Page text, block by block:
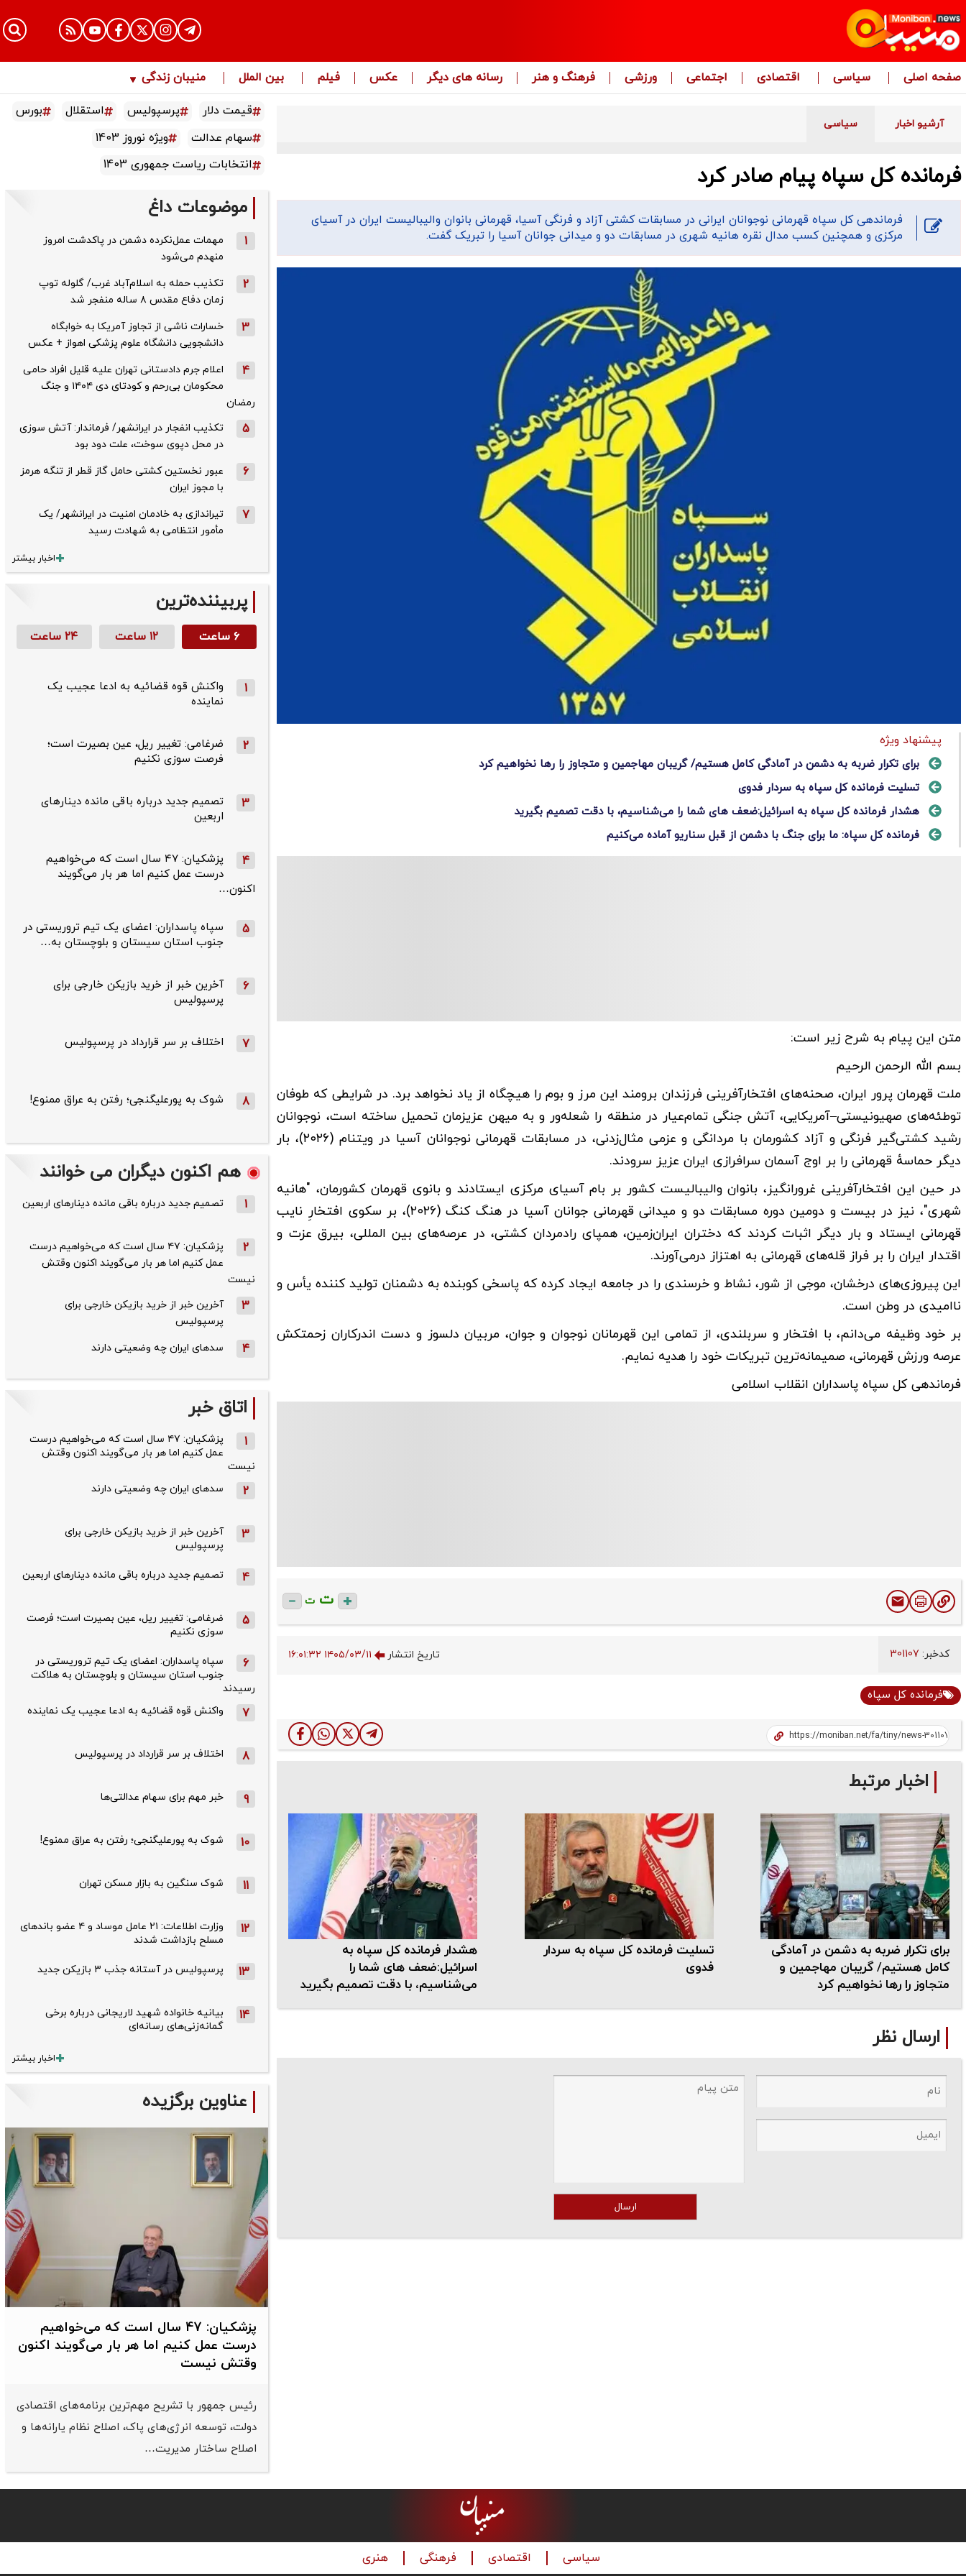
صفحه اصلی سیاسی اقتصادی اجتماعی ورزشی فرهنگ و هنر رسانه های دیگر عکس فیلم بین الملل منیبان زندگی
آرشیو اخبار سیاسی
فرمانده کل سپاه پیام صادر کرد
فرماندهی کل سپاه قهرمانی نوجوانان ایرانی در مسابقات کشتی آزاد و فرنگی آسیا، قهرمانی بانوان والیبالیست ایران در آسیای
مرکزی و همچنین کسب مدال نقره هانیه شهری در مسابقات دو و میدانی جوانان آسیا را تبریک گفت.
پیشنهاد ویژه
برای تکرار ضربه به دشمن در آمادگی کامل هستیم/ گریبان مهاجمین و متجاوز را رها نخواهیم کرد
تسلیت فرمانده کل سپاه به سردار فدوی
هشدار فرمانده کل سپاه به اسرائیل:ضعف های شما را می‌شناسیم، با دقت تصمیم بگیرید
فرمانده کل سپاه: ما برای جنگ با دشمن از قبل سناریو آماده می‌کنیم
متن این پیام به شرح زیر است:
بسم الله الرحمن الرحیم
ملت قهرمان پرور ایران، صحنه‌های افتخارآفرینی فرزندان برومند این مرز و بوم را هیچگاه از یاد نخواهد برد. در شرایطی که طوفان
توطئه‌های صهیونیستی–آمریکایی، آتش جنگی تمام‌عیار در منطقه را شعله‌ور و به میهن عزیزمان تحمیل ساخته است، نوجوانان
رشید کشتی‌گیر فرنگی و آزاد کشورمان با مردانگی و عزمی مثال‌زدنی، در مسابقات قهرمانی نوجوانان آسیا در ویتنام (۲۰۲۶)، بار
دیگر حماسهٔ قهرمانی را بر اوج آسمان سرافرازی ایران عزیز سرودند.
در حین این افتخارآفرینی غرورانگیز، بانوان والیبالیست کشور بر بام آسیای مرکزی ایستادند و بانوی قهرمان کشورمان، "هانیه
شهری"، نیز در بیست و دومین دوره مسابقات دو و میدانی قهرمانی جوانان آسیا در هنگ کنگ (۲۰۲۶)، بر سکوی افتخارِ نایب
قهرمانی ایستاد و بار دیگر اثبات کردند که دختران ایران‌زمین، همپای رادمردان کشتی، در عرصه‌های بین المللی، بیرق عزت و
اقتدار ایران را بر فراز قله‌های قهرمانی به اهتزاز درمی‌آورند.
این پیروزی‌های درخشان، موجی از شور، نشاط و خرسندی را در جامعه ایجاد کرده که پاسخی کوبنده به دشمنان تولید کننده یأس و
ناامیدی در وطن است.
بر خود وظیفه می‌دانم، با افتخار و سربلندی، از تمامی این قهرمانان نوجوان و جوان، مربیان دلسوز و دست اندرکاران زحمتکش
عرصه ورزش قهرمانی، صمیمانه‌ترین تبریکات خود را هدیه نمایم.
فرماندهی کل سپاه پاسداران انقلاب اسلامی
ت ت
کدخبر: تاریخ انتشار ۱۴۰۵/۰۳/۱۱ ۱۶:۰۱:۳۲
فرمانده کل سپاه
اخبار مرتبط
برای تکرار ضربه به دشمن در آمادگی
کامل هستیم/ گریبان مهاجمین و
متجاوز را رها نخواهیم کرد
تسلیت فرمانده کل سپاه به سردار
فدوی
هشدار فرمانده کل سپاه به
اسرائیل:ضعف های شما را
می‌شناسیم، با دقت تصمیم بگیرید
ارسال نظر
ارسال
قیمت دلار پرسپولیس استقلال
بورس
سهام عدالت
ویژه نوروز 1403
انتخابات ریاست جمهوری 1403
موضوعات داغ
1
مهمات عمل‌نکرده دشمن در پاکدشت امروز
منهدم می‌شود
2
تکذیب حمله به اسلام‌آباد غرب/ گلوله توپ
زمان دفاع مقدس ۸ ساله منفجر شد
3
خسارات ناشی از تجاوز آمریکا به خوابگاه
دانشجویی دانشگاه علوم پزشکی اهواز + عکس
4
اعلام جرم دادستانی تهران علیه قلیل افراد حامی
محکومان بی‌رحم و کودتای دی‌ ۱۴۰۴ و جنگ
رمضان
5
تکذیب ‌انفجار در ایرانشهر/ فرماندار: آتش سوزی
در محل دپوی سوخت، علت دود بود
6
عبور نخستین کشتی حامل گاز قطر از تنگه هرمز
با مجوز ایران
7
تیراندازی به خادمان امنیت در ایرانشهر/ یک
مأمور انتظامی به شهادت رسید
اخبار بیشتر
پربیننده‌ترین
۶ ساعت ۱۲ ساعت ۲۴ ساعت
1
واکنش قوه قضائیه به ادعا عجیب یک
نماینده
2
ضرغامی: تغییر ریل، عین بصیرت است؛
فرصت سوزی نکنیم
3
تصمیم جدید درباره باقی مانده دینارهای
اربعین
4
پزشکیان: ۴۷ سال است که می‌خواهیم
درست عمل کنیم اما هر بار می‌گویند
اکنون…
5
سپاه پاسداران: اعضای یک تیم تروریستی در
جنوب استان سیستان و بلوچستان به…
6
آخرین خبر از خرید بازیکن خارجی برای
پرسپولیس
7 اختلاف بر سر قرارداد در پرسپولیس
8 شوک به پورعلیگنجی؛ رفتن به عراق ممنوع!
هم اکنون دیگران می خوانند
1 تصمیم جدید درباره باقی مانده دینارهای اربعین
2
پزشکیان: ۴۷ سال است که می‌خواهیم درست
عمل کنیم اما هر بار می‌گویند اکنون وقتش
نیست
3
آخرین خبر از خرید بازیکن خارجی برای
پرسپولیس
4 سدهای ایران چه وضعیتی دارند
اتاق خبر
1
پزشکیان: ۴۷ سال است که می‌خواهیم درست
عمل کنیم اما هر بار می‌گویند اکنون وقتش
نیست
2 سدهای ایران چه وضعیتی دارند
3
آخرین خبر از خرید بازیکن خارجی برای
پرسپولیس
4 تصمیم جدید درباره باقی مانده دینارهای اربعین
5
ضرغامی: تغییر ریل، عین بصیرت است؛ فرصت
سوزی نکنیم
6
سپاه پاسداران: اعضای یک تیم تروریستی در
جنوب استان سیستان و بلوچستان به هلاکت
رسیدند
7 واکنش قوه قضائیه به ادعا عجیب یک نماینده
8 اختلاف بر سر قرارداد در پرسپولیس
9 خبر مهم برای سهام عدالتی‌ها
10 شوک به پورعلیگنجی؛ رفتن به عراق ممنوع!
11 شوک سنگین به بازار مسکن تهران
12
وزارت اطلاعات: ۲۱ عامل موساد و ۴ عضو باندهای
مسلح بازداشت شدند
13 پرسپولیس در آستانه جذب ۳ بازیکن جدید
14
بیانیه خانواده شهید لاریجانی درباره برخی
گمانه‌زنی‌های رسانه‌ای
اخبار بیشتر
عناوین برگزیده
پزشکیان: 47 سال است که می‌خواهیم
درست عمل کنیم اما هر بار می‌گویند اکنون
وقتش نیست
رئیس جمهور با تشریح مهم‌ترین برنامه‌های اقتصادی
دولت، توسعه انرژی‌های پاک، اصلاح نظام یارانه‌ها و
اصلاح ساختار مدیریت…
سیاسی اقتصادی فرهنگی هنری